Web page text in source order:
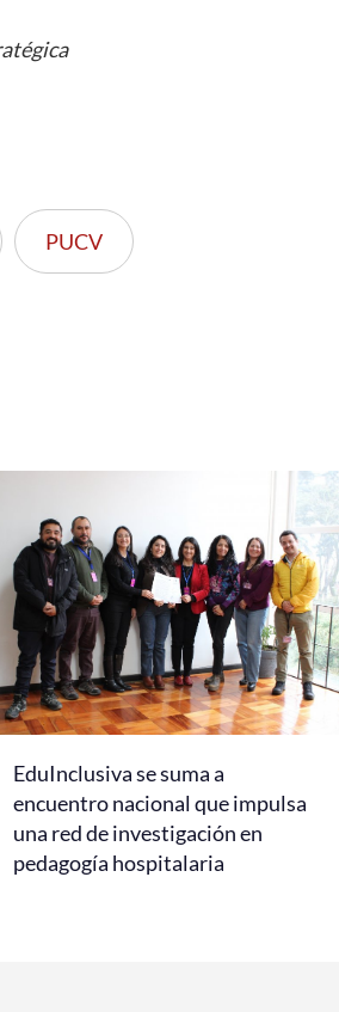
PUCV
EduInclusiva se suma a
encuentro nacional que impulsa
una red de investigación en
pedagogía hospitalaria